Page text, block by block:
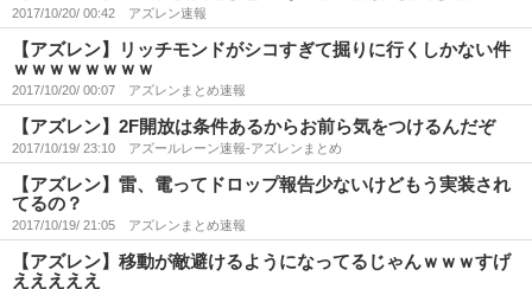
2017/10/20/ 00:42 アズレン速報
【アズレン】リッチモンドがシコすぎて掘りに行くしかない件
ｗｗｗｗｗｗｗｗ
2017/10/20/ 00:07 アズレンまとめ速報
【アズレン】2F開放は条件あるからお前ら気をつけるんだぞ
2017/10/19/ 23:10 アズールレーン速報-アズレンまとめ
【アズレン】雷、電ってドロップ報告少ないけどもう実装され
てるの？
2017/10/19/ 21:05 アズレンまとめ速報
【アズレン】移動が敵避けるようになってるじゃんｗｗｗすげ
えええええ